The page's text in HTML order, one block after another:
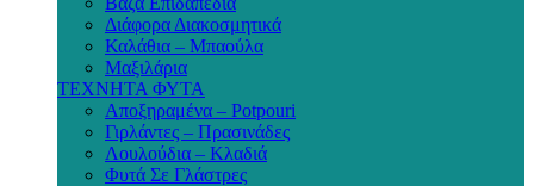
Διάφορα Διακοσμητικά
Καλάθια – Μπαούλα
Μαξιλάρια
ΤΕΧΝΗΤΑ ΦΥΤΑ
Αποξηραμένα – Potpouri
Γιρλάντες – Πρασινάδες
Λουλούδια – Κλαδιά
Φυτά Σε Γλάστρες